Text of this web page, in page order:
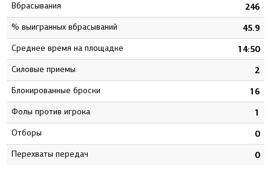
Вбрасывания 246
% выигранных вбрасываний 45.9
Среднее время на площадке 14:50
Силовые приемы 2
Блокированные броски 16
Фолы против игрока 1
Отборы 0
Перехваты передач 0